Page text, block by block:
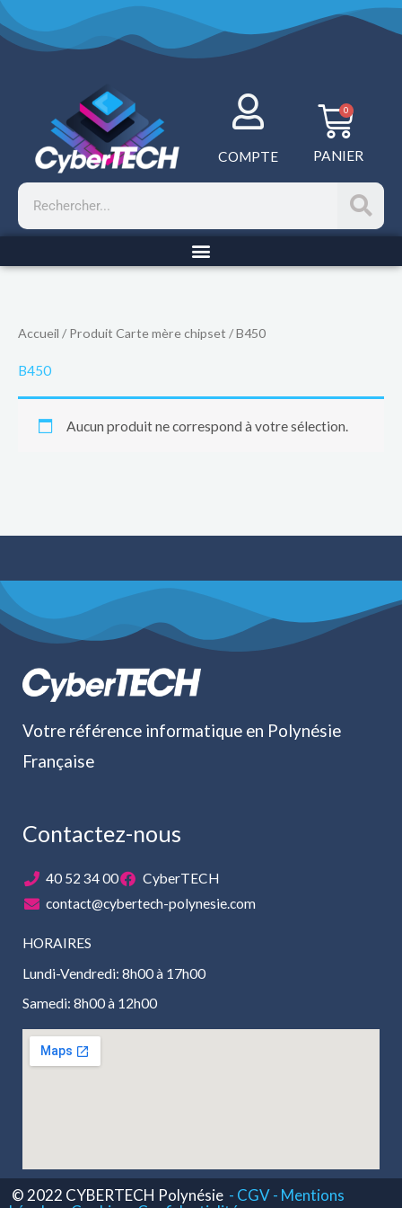
Aller
au
COMPTE
0
PANIER
Rechercher
Accueil / Produit Carte mère chipset / B450
B450
Aucun produit ne correspond à votre sélection.
Votre référence informatique en Polynésie
Française
Contactez-nous
40 52 34 00
CyberTECH
contact@cybertech-polynesie.com
HORAIRES
Lundi-Vendredi: 8h00 à 17h00
Samedi: 8h00 à 12h00
© 2022 CYBERTECH Polynésie - CGV - Mentions